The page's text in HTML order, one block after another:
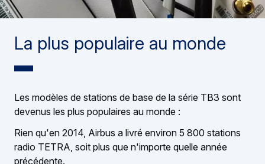
La plus populaire au monde
Les modèles de stations de base de la série TB3 sont
devenus les plus populaires au monde :
Rien qu'en 2014, Airbus a livré environ 5 800 stations
radio TETRA, soit plus que n'importe quelle année
précédente.